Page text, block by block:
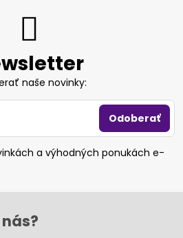
naše novinky:
Odoberať
a výhodných ponukách e-